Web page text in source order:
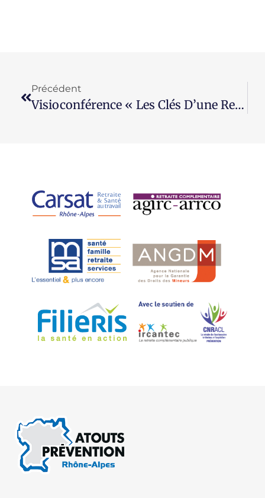
Précédent
Visioconférence « Les Clés D’une Retraite Épanouie »